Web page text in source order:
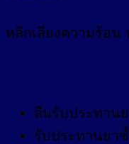
หลีกเลี่ยงความร้อน
ลืมรับประทาน
รับประทานยา